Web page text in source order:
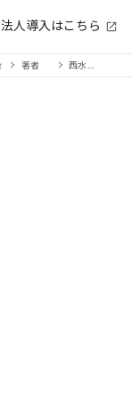
法人導入はこちら
著者